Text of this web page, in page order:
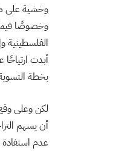
وخشية على
وخصوصًا فيما
الفلسطينية
أبدت
بخطة
لكن وعلى
أن يسهم
عدم استفادة